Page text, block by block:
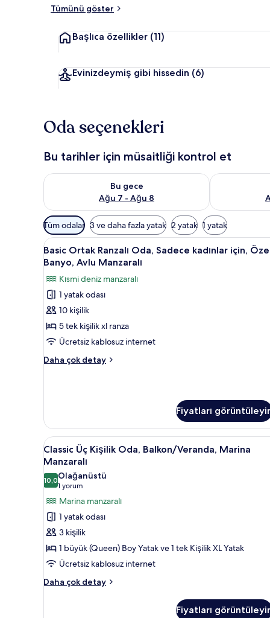
Tümünü göster
Başlıca özellikler (11)
Evinizdeymiş gibi hissedin (6)
Oda seçenekleri
Bu tarihler için müsaitliği kontrol et
Bu gece
Ağu 7 - Ağu 8
Bu gece için müsaitliği kontrol et Ağu 7 - Ağu 8
Yarın için
Odalar
için
mevcut
filtreler
Tüm odalar 3 ve daha fazla yatak 2 yatak 1 yatak
Basic
Ortak
Ranzalı
Oda,
Sadece
kadınlar
için,
Özel
Banyo,
Avlu
fotoğrafları
görün
Basic Ortak Ranzalı Oda,
3
Basic Ortak Ranzalı Oda, Sadece kadınlar için,
Banyo, Avlu Manzaralı
Kısmi deniz manzaralı
1 yatak odası
10 kişilik
5 tek kişilik xl ranza
Ücretsiz kablosuz internet
Daha çok detay
Basic
için,
Özel
Banyo,
Avlu
Manzaralı
hakkında
daha
fazla
detay
Fiyatları
Classic
Üç
Kişilik
Oda,
Balkon/Veranda,
Marina
Manzaralı
için
tüm
fotoğrafları
görün
Classic Üç Kişilik Oda,
3
Classic Üç Kişilik Oda, Balkon/Veranda, Marina
Manzaralı
10,010,0 / 10
Olağanüstü
1 yorum
(1
yorum)
Marina manzaralı
1 yatak odası
3 kişilik
1 büyük (Queen) Boy Yatak ve 1 tek Kişilik XL Yatak
Ücretsiz kablosuz internet
Daha çok detay
Classic
Fiyatları